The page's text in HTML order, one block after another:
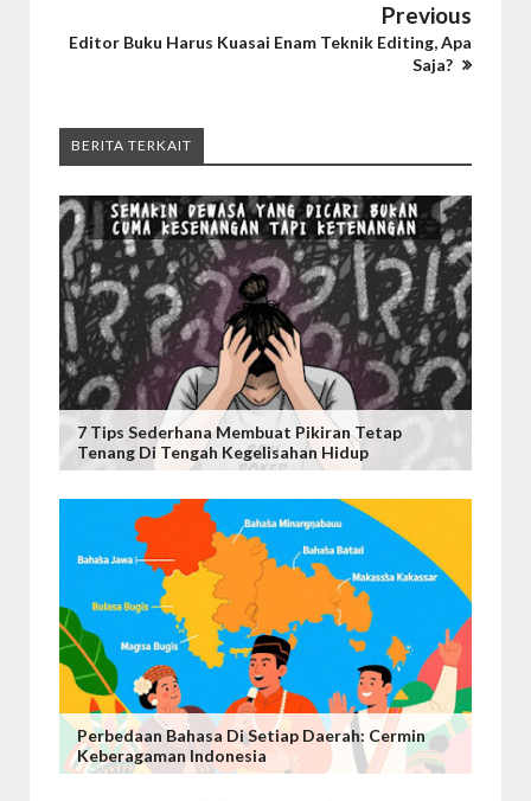
Previous
Editor Buku Harus Kuasai Enam Teknik Editing, Apa
Saja?
BERITA TERKAIT
7 Tips Sederhana Membuat Pikiran Tetap
Tenang Di Tengah Kegelisahan Hidup
Perbedaan Bahasa Di Setiap Daerah: Cermin
Keberagaman Indonesia